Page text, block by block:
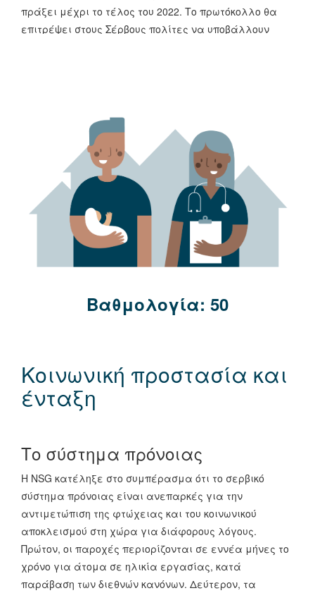
πράξει μέχρι το τέλος του 2022. Το πρωτόκολλο θα
επιτρέψει στους Σέρβους πολίτες να υποβάλλουν
εισοδηματικά όρια για αυτή την κατηγορία
εργαζομένων για να πληρώσουν οποιοδήποτε φόρο.
Ωστόσο, η NSG εξέφρασε ανησυχίες για την
επακόλουθη απώλεια αναπηρικών και
συνταξιοδοτικών δικαιωμάτων λόγω έλλειψης
εισφορών κοινωνικής ασφάλισης και απουσίας
νομικής σαφήνειας σχετικά με το ποιος είναι και
ποιος δεν είναι ελεύθερος επαγγελματίας.[3]
Read More +
Βαθμολογία: 50
Κοινωνική προστασία και
ένταξη
Το σύστημα πρόνοιας
Η NSG κατέληξε στο συμπέρασμα ότι το σερβικό
σύστημα πρόνοιας είναι ανεπαρκές για την
αντιμετώπιση της φτώχειας και του κοινωνικού
αποκλεισμού στη χώρα για διάφορους λόγους.
Πρώτον, οι παροχές περιορίζονται σε εννέα μήνες το
χρόνο για άτομα σε ηλικία εργασίας, κατά
παράβαση των διεθνών κανόνων. Δεύτερον, τα